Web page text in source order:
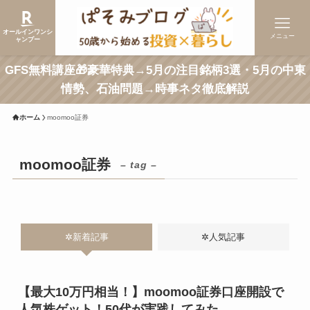
オールインワンシ
ャンプー
メニュー
GFS無料講座🎁豪華特典→5月の注目銘柄3選・5月の中東
情勢、石油問題→時事ネタ徹底解説
ホーム moomoo証券
moomoo証券 – tag –
✲新着記事 ✲人気記事
【最大10万円相当！】moomoo証券口座開設で